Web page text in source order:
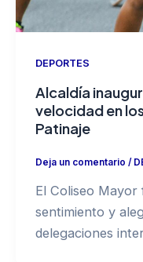
DEPORTES
Alcaldía
velocidad en
Patinaje
Deja un comentario /
El Coliseo
sentimiento y
delegaciones